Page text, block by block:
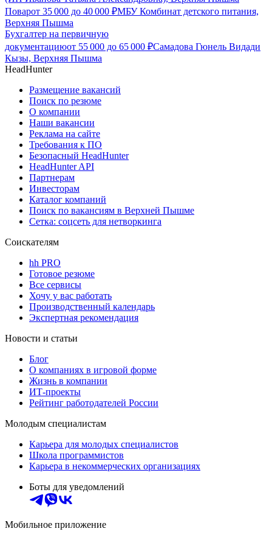
Поварот 35 000 до 40 000 ₽МБУ Комбинат детского питания,
Верхняя Пышма
Бухгалтер на первичную
документациюот 55 000 до 65 000 ₽Самадова Гюнель Видади
Кызы, Верхняя Пышма
HeadHunter
Размещение вакансий
Поиск по резюме
О компании
Наши вакансии
Реклама на сайте
Требования к ПО
Безопасный HeadHunter
HeadHunter API
Партнерам
Инвесторам
Каталог компаний
Поиск по вакансиям в Верхней Пышме
Сетка: соцсеть для нетворкинга
Соискателям
hh PRO
Готовое резюме
Все сервисы
Хочу у вас работать
Производственный календарь
Экспертная рекомендация
Новости и статьи
Блог
О компаниях в игровой форме
Жизнь в компании
ИТ-проекты
Рейтинг работодателей России
Молодым специалистам
Карьера для молодых специалистов
Школа программистов
Карьера в некоммерческих организациях
Боты для уведомлений
Мобильное приложение